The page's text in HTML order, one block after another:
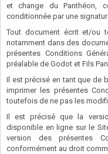
et change du Panthéon,
conditionnée par une
Tout document écrit et/ou
notamment dans des
présentes Conditions
préalable de Godot et Fils
Il est précisé en tant que de
imprimer les présentes
toutefois de ne pas les
Il est précisé que la
disponible en ligne sur le
version des présentes
conformément au droit